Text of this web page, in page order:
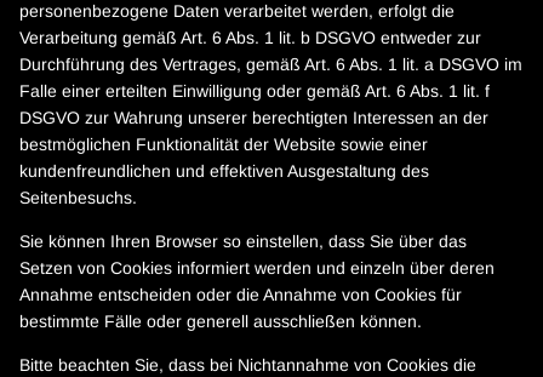
personenbezogene Daten verarbeitet werden, erfolgt die
Verarbeitung gemäß Art. 6 Abs. 1 lit. b DSGVO entweder zur
Durchführung des Vertrages, gemäß Art. 6 Abs. 1 lit. a DSGVO im
Falle einer erteilten Einwilligung oder gemäß Art. 6 Abs. 1 lit. f
DSGVO zur Wahrung unserer berechtigten Interessen an der
bestmöglichen Funktionalität der Website sowie einer
kundenfreundlichen und effektiven Ausgestaltung des
Seitenbesuchs.
Sie können Ihren Browser so einstellen, dass Sie über das
Setzen von Cookies informiert werden und einzeln über deren
Annahme entscheiden oder die Annahme von Cookies für
bestimmte Fälle oder generell ausschließen können.
Bitte beachten Sie, dass bei Nichtannahme von Cookies die